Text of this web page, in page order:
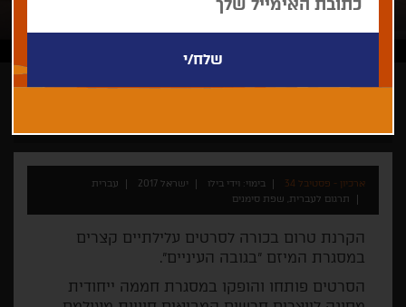
ארכיון - פסטיבל 34 בימוי: וידי בילו ישראל 2017
עברית
תרגום לעברית, שפת סימנים
הקרנת טרום בכורה לסרטים עלילתיים קצרים
במסגרת המיזם "בגובה העיניים".
הסרטים פותחו והופקו במסגרת חממה ייחודית